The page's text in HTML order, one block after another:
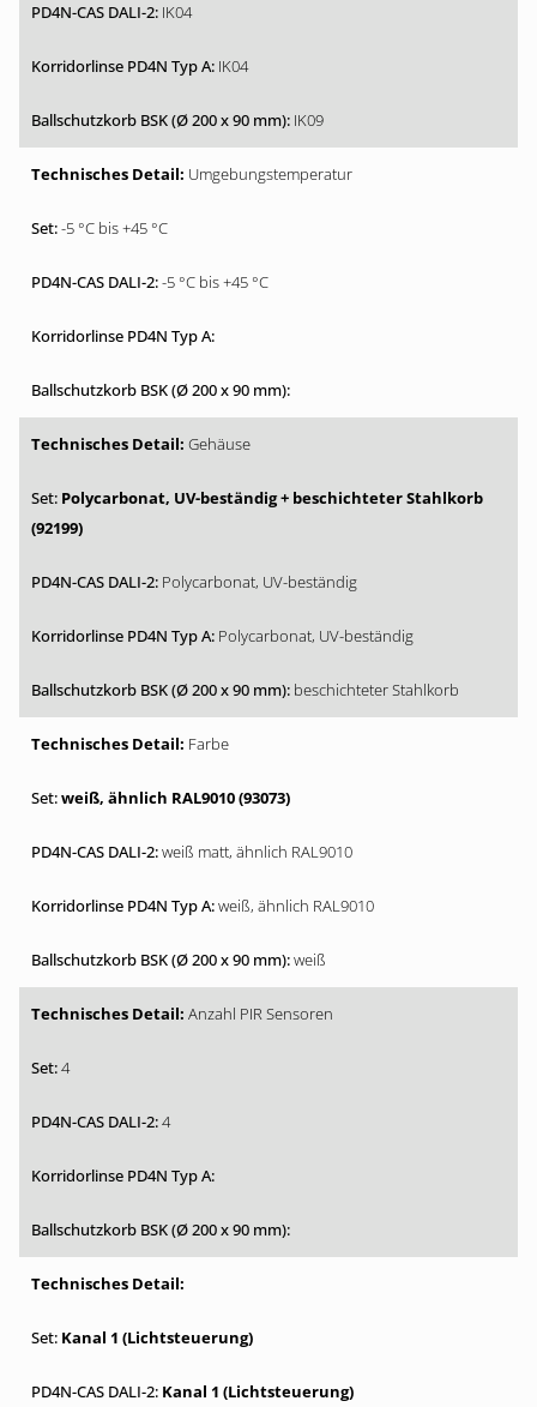
IK04
IK04
IK09
Umgebungstemperatur
-5 °C bis +45 °C
-5 °C bis +45 °C
Gehäuse
Polycarbonat, UV-beständig + beschichteter Stahlkorb
(92199)
Polycarbonat, UV-beständig
Polycarbonat, UV-beständig
beschichteter Stahlkorb
Farbe
weiß, ähnlich RAL9010 (93073)
weiß matt, ähnlich RAL9010
weiß, ähnlich RAL9010
weiß
Anzahl PIR Sensoren
4
4
Kanal 1 (Lichtsteuerung)
Kanal 1 (Lichtsteuerung)